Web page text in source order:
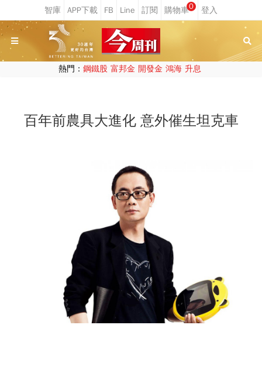
0
熱門： 鋼鐵股 富邦金 開發金 鴻海 升息
百年前農具大進化 意外催生坦克車